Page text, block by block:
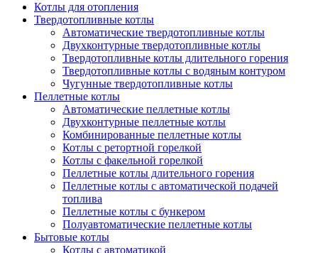
Котлы для отопления
Твердотопливные котлы
Автоматические твердотопливные котлы
Двухконтурные твердотопливные котлы
Твердотопливные котлы длительного горения
Твердотопливные котлы с водяным контуром
Чугунные твердотопливные котлы
Пеллетные котлы
Автоматические пеллетные котлы
Двухконтурные пеллетные котлы
Комбинированные пеллетные котлы
Котлы с ретортной горелкой
Котлы с факельной горелкой
Пеллетные котлы длительного горения
Пеллетные котлы с автоматической подачей
топлива
Пеллетные котлы с бункером
Полуавтоматические пеллетные котлы
Бытовые котлы
Котлы с автоматикой